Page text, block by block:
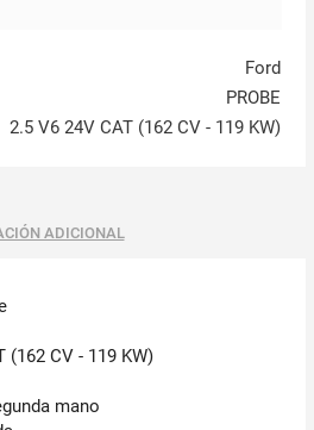
Ford
PROBE
2.5 V6 24V CAT (162 CV - 119 KW)
ADICIONAL
(162 CV - 119 KW)
mano